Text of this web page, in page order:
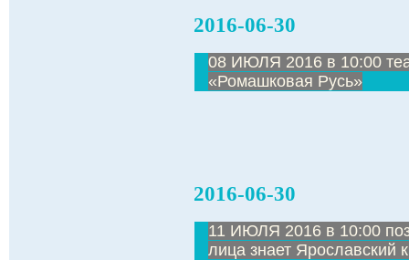
2016-06-30
08 ИЮЛЯ 2016 в 10:00
«Ромашковая Русь»
2016-06-30
11 ИЮЛЯ 2016 в 10:00
лица знает Ярославский